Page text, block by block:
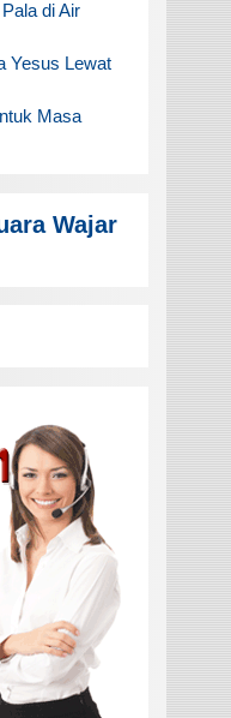
di Air
Yesus Lewat
Masa
Wajar